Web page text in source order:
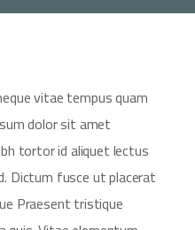
vitae tempus quam
dolor sit amet
tortor id aliquet lectus
Dictum fusce ut placerat
Praesent tristique